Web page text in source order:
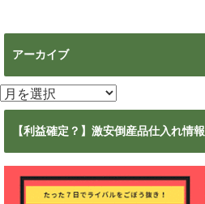
アーカイブ
ア
ー
【利益確定？】激安倒産品仕入れ情報